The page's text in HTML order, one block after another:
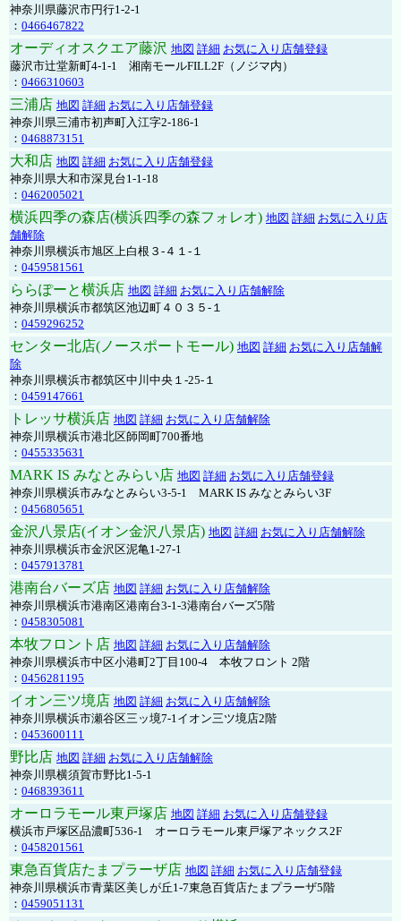
神奈川県藤沢市円行1-2-1
： 0466467822
オーディオスクエア藤沢 地図 詳細 お気に入り店舗登録
藤沢市辻堂新町4-1-1 湘南モールFILL2F（ノジマ内）
： 0466310603
三浦店 地図 詳細 お気に入り店舗登録
神奈川県三浦市初声町入江字2-186-1
： 0468873151
大和店 地図 詳細 お気に入り店舗登録
神奈川県大和市深見台1-1-18
： 0462005021
横浜四季の森店(横浜四季の森フォレオ) 地図 詳細 お気に入り店
舗解除
神奈川県横浜市旭区上白根３-４１-１
： 0459581561
ららぽーと横浜店 地図 詳細 お気に入り店舗解除
神奈川県横浜市都筑区池辺町４０３５-１
： 0459296252
センター北店(ノースポートモール) 地図 詳細 お気に入り店舗解
除
神奈川県横浜市都筑区中川中央１-25-１
： 0459147661
トレッサ横浜店 地図 詳細 お気に入り店舗解除
神奈川県横浜市港北区師岡町700番地
： 0455335631
MARK IS みなとみらい店 地図 詳細 お気に入り店舗登録
神奈川県横浜市みなとみらい3-5-1 MARK IS みなとみらい3F
： 0456805651
金沢八景店(イオン金沢八景店) 地図 詳細 お気に入り店舗解除
神奈川県横浜市金沢区泥亀1-27-1
： 0457913781
港南台バーズ店 地図 詳細 お気に入り店舗解除
神奈川県横浜市港南区港南台3-1-3港南台バーズ5階
： 0458305081
本牧フロント店 地図 詳細 お気に入り店舗解除
神奈川県横浜市中区小港町2丁目100-4 本牧フロント 2階
： 0456281195
イオン三ツ境店 地図 詳細 お気に入り店舗解除
神奈川県横浜市瀬谷区三ッ境7-1イオン三ツ境店2階
： 0453600111
野比店 地図 詳細 お気に入り店舗解除
神奈川県横須賀市野比1-5-1
： 0468393611
オーロラモール東戸塚店 地図 詳細 お気に入り店舗登録
横浜市戸塚区品濃町536-1 オーロラモール東戸塚アネックス2F
： 0458201561
東急百貨店たまプラーザ店 地図 詳細 お気に入り店舗登録
神奈川県横浜市青葉区美しが丘1-7東急百貨店たまプラーザ5階
： 0459051131